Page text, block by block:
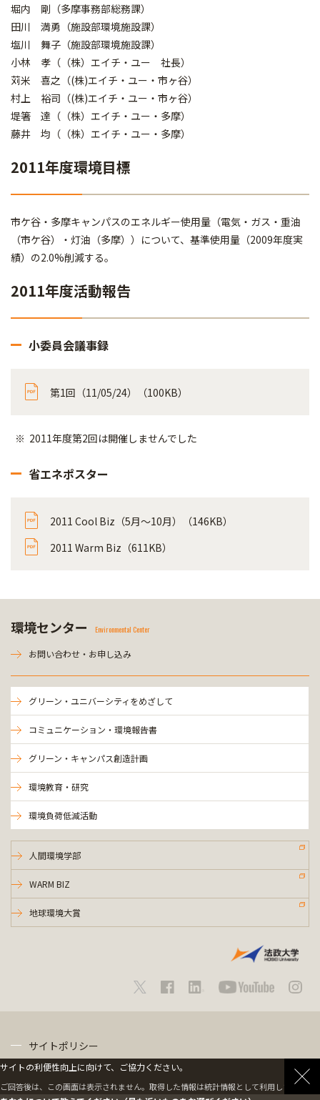
堀内 剛（多摩事務部総務課）
田川 満勇（施設部環境施設課）
塩川 舞子（施設部環境施設課）
小林 孝（（株）エイチ・ユー 社長）
苅米 喜之（(株)エイチ・ユー・市ヶ谷）
村上 裕司（(株)エイチ・ユー・市ヶ谷）
堤箸 達（（株）エイチ・ユー・多摩）
藤井 均（（株）エイチ・ユー・多摩）
2011年度環境目標
市ケ谷・多摩キャンパスのエネルギー使用量（電気・ガス・重油
（市ケ谷）・灯油（多摩））について、基準使用量（2009年度実
績）の2.0%削減する。
2011年度活動報告
小委員会議事録
第1回（11/05/24）（100KB）
2011年度第2回は開催しませんでした
省エネポスター
2011 Cool Biz（5月～10月）（146KB）
2011 Warm Biz（611KB）
環境センター Environmental Center
お問い合わせ・お申し込み
グリーン・ユニバーシティをめざして
コミュニケーション・環境報告書
グリーン・キャンパス創造計画
環境教育・研究
環境負荷低減活動
人間環境学部
WARM BIZ
地球環境大賞
サイトポリシー
サイトの利便性向上に向けて、ご協力ください。
ご回答後は、この画面は表示されません。取得した情報は統計情報として利用します。